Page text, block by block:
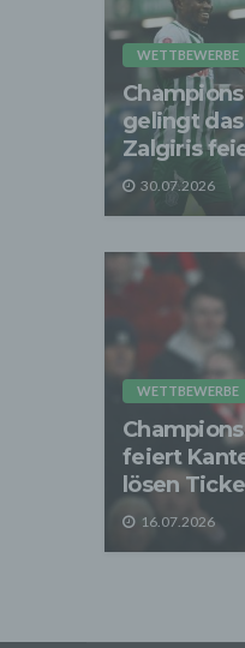
WETTBEWERBE
gelingt das
Zalgiris
30.07.2026
WETTBEWERBE
feiert
lösen
16.07.2026